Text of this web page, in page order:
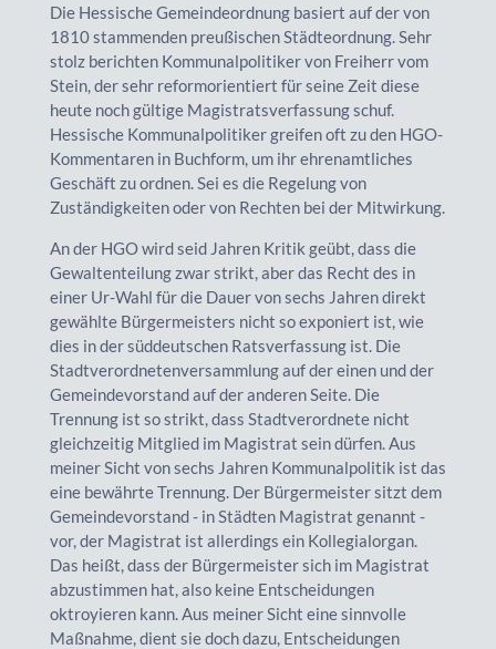
Die Hessische Gemeindeordnung basiert auf der von
1810 stammenden preußischen Städteordnung. Sehr
stolz berichten Kommunalpolitiker von Freiherr vom
Stein, der sehr reformorientiert für seine Zeit diese
heute noch gültige Magistratsverfassung schuf.
Hessische Kommunalpolitiker greifen oft zu den HGO-
Kommentaren in Buchform, um ihr ehrenamtliches
Geschäft zu ordnen. Sei es die Regelung von
Zuständigkeiten oder von Rechten bei der Mitwirkung.
An der HGO wird seid Jahren Kritik geübt, dass die
Gewaltenteilung zwar strikt, aber das Recht des in
einer Ur-Wahl für die Dauer von sechs Jahren direkt
gewählte Bürgermeisters nicht so exponiert ist, wie
dies in der süddeutschen Ratsverfassung ist. Die
Stadtverordnetenversammlung auf der einen und der
Gemeindevorstand auf der anderen Seite. Die
Trennung ist so strikt, dass Stadtverordnete nicht
gleichzeitig Mitglied im Magistrat sein dürfen. Aus
meiner Sicht von sechs Jahren Kommunalpolitik ist das
eine bewährte Trennung. Der Bürgermeister sitzt dem
Gemeindevorstand - in Städten Magistrat genannt -
vor, der Magistrat ist allerdings ein Kollegialorgan.
Das heißt, dass der Bürgermeister sich im Magistrat
abzustimmen hat, also keine Entscheidungen
oktroyieren kann. Aus meiner Sicht eine sinnvolle
Maßnahme, dient sie doch dazu, Entscheidungen